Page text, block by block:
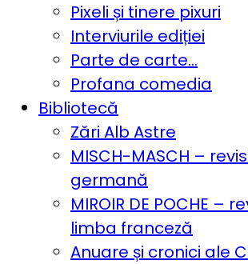
Pixeli și tinere pixuri
Interviurile ediției
Parte de carte…
Profana comedia
Bibliotecă
Zări Alb Astre
MISCH-MASCH –
germană
MIROIR DE POCHE –
limba franceză
Anuare și cronici ale